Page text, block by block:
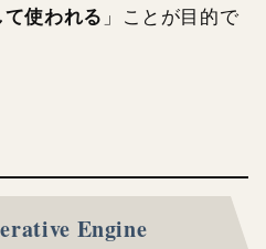
使われる 」ことが目的で
Engine